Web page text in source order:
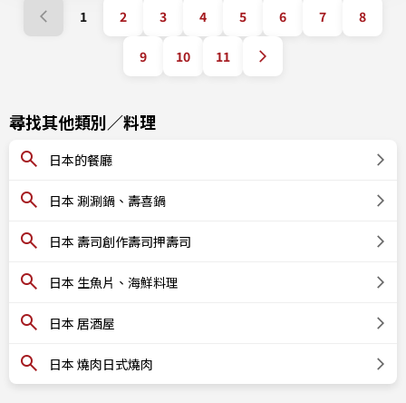
1 2 3 4 5 6 7 8
9 10 11
尋找其他類別／料理
日本的餐廳
日本 涮涮鍋、壽喜鍋
日本 壽司創作壽司押壽司
日本 生魚片、海鮮料理
日本 居酒屋
日本 燒肉日式燒肉